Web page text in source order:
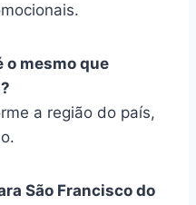
o mesmo que
a região do país,
São Francisco do